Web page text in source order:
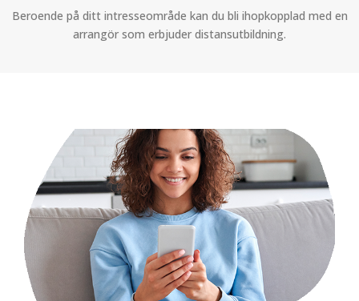
Beroende på ditt intresseområde kan du bli ihopkopplad med en
arrangör som erbjuder distansutbildning.